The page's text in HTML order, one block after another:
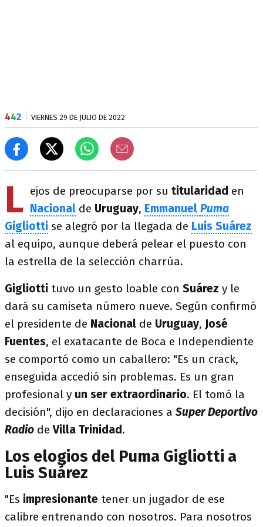
442 VIERNES 29 DE JULIO DE 2022
L ejos de preocuparse por su titularidad en
Nacional de Uruguay, Emmanuel Puma
Gigliotti se alegró por la llegada de Luis Suárez
al equipo, aunque deberá pelear el puesto con
la estrella de la selección charrúa.
Gigliotti tuvo un gesto loable con Suárez y le
dará su camiseta número nueve. Según confirmó
el presidente de Nacional de Uruguay, José
Fuentes, el exatacante de Boca e Independiente
se comportó como un caballero: "Es un crack,
enseguida accedió sin problemas. Es un gran
profesional y un ser extraordinario. El tomó la
decisión", dijo en declaraciones a Super Deportivo
Radio deVilla Trinidad.
Los elogios del Puma Gigliotti a
Luis Suárez
"Es impresionante tener un jugador de ese
calibre entrenando con nosotros. Para nosotros